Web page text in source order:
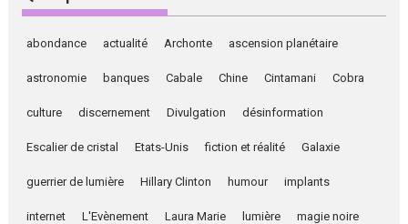
abondance actualité Archonte ascension planétaire
astronomie banques Cabale Chine Cintamani Cobra
culture discernement Divulgation désinformation
Escalier de cristal Etats-Unis fiction et réalité Galaxie
guerrier de lumière Hillary Clinton humour implants
internet L'Evènement Laura Marie lumière magie noire